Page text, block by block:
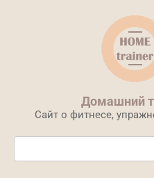
Домашний
Сайт о фитнесе,
Поиск: